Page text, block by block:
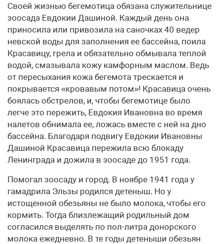
Своей жизнью бегемотица обязана служительнице
зоосада Евдокии Дашиной. Каждый день она
приносила или привозила на саночках 40 ведер
невской воды для заполнения ее бассейна, поила
Красавицу, грела и обязательно обмывала теплой
водой, смазывала кожу камфорным маслом. Ведь
от пересыхания кожа бегемота трескается и
покрывается «кровавым потом»! Красавица очень
боялась обстрелов, и, чтобы бегемотице было
легче это пережить, Евдокия Ивановна во время
налетов обнимала ее, ложась вместе с ней на дно
бассейна. Благодаря подвигу Евдокии Ивановны
Дашиной Красавица пережила всю блокаду
Ленинграда и дожила в зоосаде до 1951 года.
Помогал зоосаду и город. В ноябре 1941 года у
гамадрила Эльзы родился детеныш. Но у
истощенной обезьяны не было молока, чтобы его
кормить. Тогда близлежащий родильный дом
согласился выделять по пол-литра донорского
молока ежедневно. В те годы детеныши обезьян